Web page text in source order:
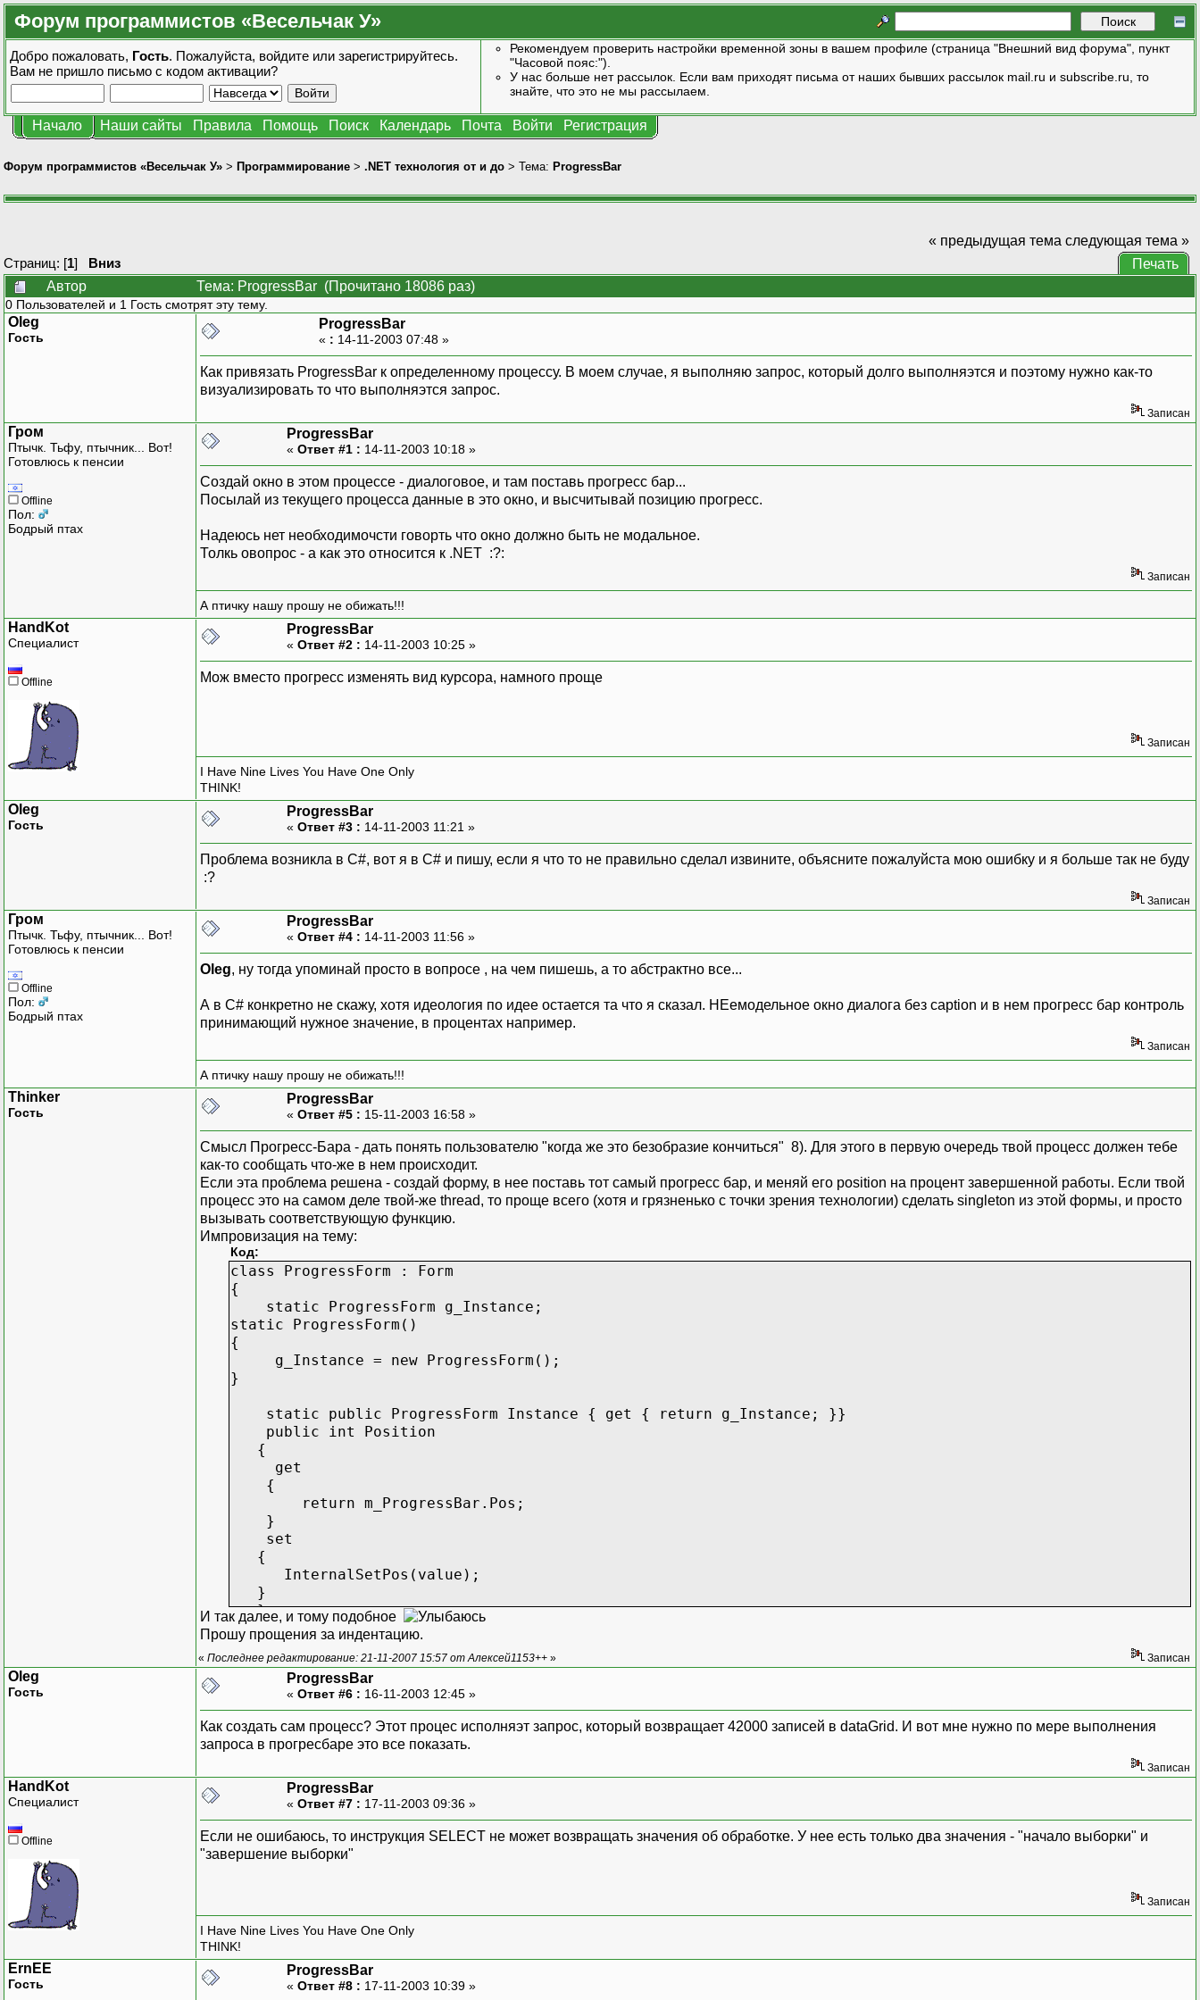
Форум программистов «Весельчак У»
Добро пожаловать, Гость. Пожалуйста, войдите или зарегистрируйтесь.
Вам не пришло письмо с кодом активации?
Рекомендуем проверить настройки временной зоны в вашем профиле (страница "Внешний вид форума", пункт
"Часовой пояс:").
У нас больше нет рассылок. Если вам приходят письма от наших бывших рассылок mail.ru и subscribe.ru, то
знайте, что это не мы рассылаем.
Начало Наши сайты Правила Помощь Поиск Календарь Почта Войти Регистрация
Форум программистов «Весельчак У» > Программирование > .NET технология от и до > Тема: ProgressBar
Страниц: [1] Вниз
« предыдущая тема следующая тема »
Печать
Автор
Тема: ProgressBar (Прочитано 18086 раз)
0 Пользователей и 1 Гость смотрят эту тему.
Oleg
Гость
ProgressBar
« : 14-11-2003 07:48 »
Как привязать ProgressBar к определенному процессу. В моем случае, я выполняю запрос, который долго выполняэтся и поэтому нужно как-то
визуализировать то что выполняэтся запрос.
Записан
Гром
Птычк. Тьфу, птычник... Вот!
Готовлюсь к пенсии
Offline
Пол:
Бодрый птах
ProgressBar
« Ответ #1 : 14-11-2003 10:18 »
Создай окно в этом процессе - диалоговое, и там поставь прогресс бар...
Посылай из текущего процесса данные в это окно, и высчитывай позицию прогресс.
Надеюсь нет необходимочсти говорть что окно должно быть не модальное.
Толкь овопрос - а как это относится к .NET :?:
Записан
А птичку нашу прошу не обижать!!!
HandKot
Специалист
Offline
ProgressBar
« Ответ #2 : 14-11-2003 10:25 »
Мож вместо прогресс изменять вид курсора, намного проще
Записан
I Have Nine Lives You Have One Only
THINK!
Oleg
Гость
ProgressBar
« Ответ #3 : 14-11-2003 11:21 »
Проблема возникла в С#, вот я в С# и пишу, если я что то не правильно сделал извините, объясните пожалуйста мою ошибку и я больше так не буду
:?
Записан
Гром
Птычк. Тьфу, птычник... Вот!
Готовлюсь к пенсии
Offline
Пол:
Бодрый птах
ProgressBar
« Ответ #4 : 14-11-2003 11:56 »
Oleg, ну тогда упоминай просто в вопросе , на чем пишешь, а то абстрактно все...
А в C# конкретно не скажу, хотя идеология по идее остается та что я сказал. НЕемодельное окно диалога без caption и в нем прогресс бар контроль
принимающий нужное значение, в процентах например.
Записан
А птичку нашу прошу не обижать!!!
Thinker
Гость
ProgressBar
« Ответ #5 : 15-11-2003 16:58 »
Смысл Прогресс-Бара - дать понять пользователю "когда же это безобразие кончиться" 8). Для этого в первую очередь твой процесс должен тебе
как-то сообщать что-же в нем происходит.
Если эта проблема решена - создай форму, в нее поставь тот самый прогресс бар, и меняй его position на процент завершенной работы. Если твой
процесс это на самом деле твой-же thread, то проще всего (хотя и грязненько с точки зрения технологии) сделать singleton из этой формы, и просто
вызывать соответствующую функцию.
Импровизация на тему:
Код:
class ProgressForm : Form
{
static ProgressForm g_Instance;
static ProgressForm()
{
g_Instance = new ProgressForm();
}
static public ProgressForm Instance { get { return g_Instance; }}
public int Position
{
get
{
return m_ProgressBar.Pos;
}
set
{
InternalSetPos(value);
}
}
protected delegate void InternalSetPosDelegate(int pos);
protected void InternalSetPos(int pos)
if(InvokeRequired)
Invoke(new InternalSetPosDelegate(InternalSetPos),new object[] { pos } );
return;
m_ProgressBar.Pos = pos;
}
}
}
И так далее, и тому подобное
Прошу прощения за индентацию.
« Последнее редактирование: 21-11-2007 15:57 от Алексей1153++ » Записан
Oleg
Гость
ProgressBar
« Ответ #6 : 16-11-2003 12:45 »
Как создать сам процесс? Этот процес исполняэт запрос, который возвращает 42000 записей в dataGrid. И вот мне нужно по мере выполнения
запроса в прогресбаре это все показать.
Записан
HandKot
Специалист
Offline
ProgressBar
« Ответ #7 : 17-11-2003 09:36 »
Если не ошибаюсь, то инструкция SELECT не может возвращать значения об обработке. У нее есть только два значения - "начало выборки" и
"завершение выборки"
Записан
I Have Nine Lives You Have One Only
THINK!
ErnEE
Гость
ProgressBar
« Ответ #8 : 17-11-2003 10:39 »